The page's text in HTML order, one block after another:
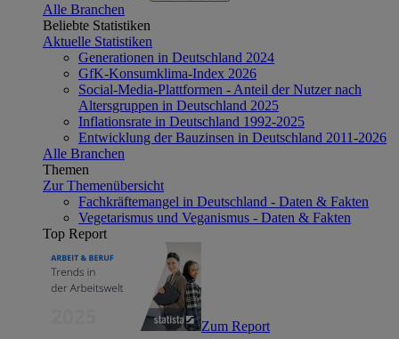
Alle Branchen
Beliebte Statistiken
Aktuelle Statistiken
Generationen in Deutschland 2024
GfK-Konsumklima-Index 2026
Social-Media-Plattformen - Anteil der Nutzer nach
Altersgruppen in Deutschland 2025
Inflationsrate in Deutschland 1992-2025
Entwicklung der Bauzinsen in Deutschland 2011-2026
Alle Branchen
Themen
Zur Themenübersicht
Fachkräftemangel in Deutschland - Daten & Fakten
Vegetarismus und Veganismus - Daten & Fakten
Top Report
Zum Report